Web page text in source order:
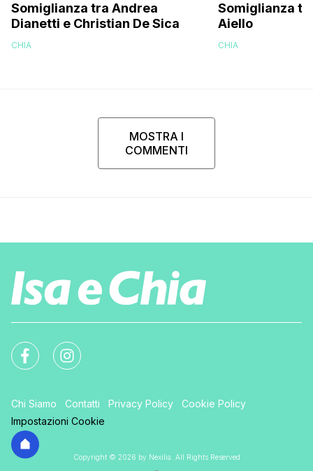
Somiglianza tra Andrea
Dianetti e Christian De Sica
CHIA
Somiglianza
Aiello
CHIA
MOSTRA I
COMMENTI
Chi Siamo Contatti Privacy Policy
Cookie Policy
Impostazioni Cookie
Copyright © 2026 by Nexilia. All Rights Reserved